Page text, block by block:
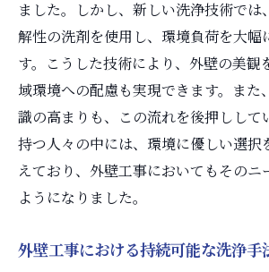
ました。しかし、新しい洗浄技術では
解性の洗剤を使用し、環境負荷を大幅
す。こうした技術により、外壁の美観
域環境への配慮も実現できます。また
識の高まりも、この流れを後押しして
持つ人々の中には、環境に優しい選択
えており、外壁工事においてもそのニ
ようになりました。
外壁工事における持続可能な洗浄手